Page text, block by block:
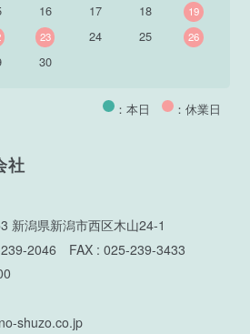
16 17 18
19
23 24 25
26
30
：本日 ：休業日
社
新潟県新潟市西区木山24-1
2046 FAX : 025-239-3433
shuzo.co.jp